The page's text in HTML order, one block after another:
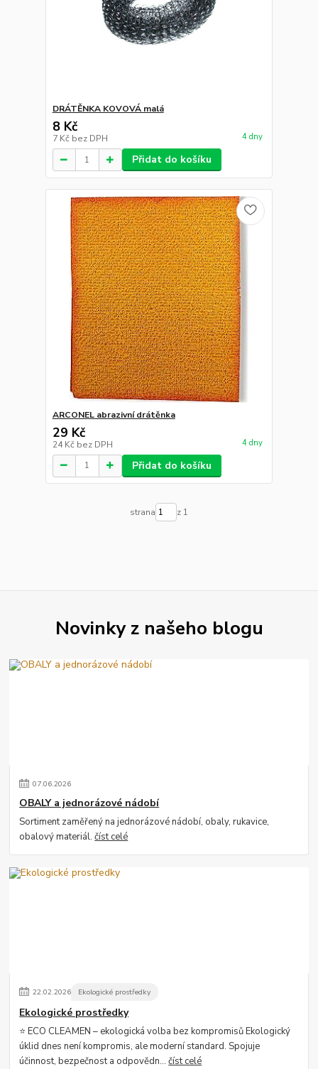
DRÁTĚNKA KOVOVÁ malá
8 Kč
7 Kč bez DPH 4 dny
Přidat do košíku
ARCONEL abrazivní drátěnka
29 Kč
24 Kč bez DPH 4 dny
Přidat do košíku
strana z 1
Novinky z našeho blogu
07.06.2026
OBALY a jednorázové nádobí
Sortiment zaměřený na jednorázové nádobí, obaly, rukavice,
obalový materiál.číst celé
22.02.2026 Ekologické prostředky
Ekologické prostředky
⭐ ECO CLEAMEN – ekologická volba bez kompromisů Ekologický
úklid dnes není kompromis, ale moderní standard. Spojuje
účinnost, bezpečnost a odpovědn...číst celé